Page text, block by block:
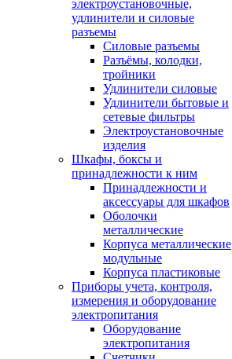
электроустановочные,
удлинители и силовые
разъемы
Силовые разъемы
Разъёмы, колодки,
тройники
Удлинители силовые
Удлинители бытовые и
сетевые фильтры
Электроустановочные
изделия
Шкафы, боксы и
принадлежности к ним
Принадлежности и
аксессуары для шкафов
Оболочки
металлические
Корпуса металлические
модульные
Корпуса пластиковые
Приборы учета, контроля,
измерения и оборудование
электропитания
Оборудование
электропитания